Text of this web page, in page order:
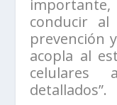
conducir al
prevención
acopla al
celulares
detallados”.